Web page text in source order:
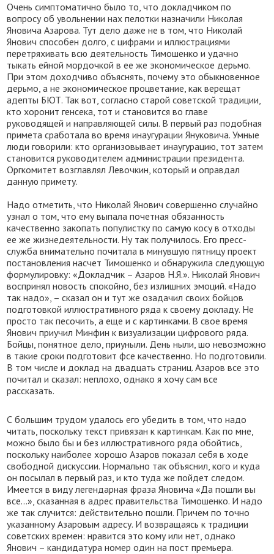
Очень симптоматично было то, что докладчиком по
вопросу об увольнении нах пелотки назначили Николая
Яновича Азарова. Тут дело даже не в том, что Николай
Янович способен долго, с цифрами и иллюстрациями
перетряхивать всю деятельность Тимошенко и удачно
тыкать ейной мордочкой в ее же экономическое дерьмо.
При этом доходчиво объяснять, почему это обыкновенное
дерьмо, а не экономическое процветание, как верещат
адепты БЮТ. Так вот, согласно старой советской традиции,
кто хоронит генсека, тот и становится во главе
руководящей и направляющей силы. В первый раз подобная
примета сработала во время инаугурации Януковича. Умные
люди говорили: кто организовывает инаугурацию, тот затем
становится руководителем администрации президента.
Оргкомитет возглавлял Левочкин, который и оправдал
данную примету.
Надо отметить, что Николай Янович совершенно случайно
узнал о том, что ему выпала почетная обязанность
качественно закопать популистку по самую косу в отходы
ее же жизнедеятельности. Ну так получилось. Его пресс-
служба внимательно почитала в минувшую пятницу проект
постановления насчет Тимошенко и обнаружила следующую
формулировку: «Докладчик – Азаров Н.Я.». Николай Янович
воспринял новость спокойно, без излишних эмоций. «Надо
так надо», – сказал он и тут же озадачил своих бойцов
подготовкой иллюстративного ряда к своему докладу. Не
просто так песочить, а еще и с картинками. В свое время
Янович приучил Минфин к визуализации цифрового ряда.
Бойцы, понятное дело, приуныли. День ныли, шо невозможно
в такие сроки подготовит фсе качественно. Но подготовили.
В том числе и доклад на двадцать страниц. Азаров все это
почитал и сказал: неплохо, однако я хочу сам все
рассказать.
С большим трудом удалось его убедить в том, что надо
читать, поскольку текст привязан к картинкам. Как по мне,
можно было бы и без иллюстративного ряда обойтись,
поскольку наиболее хорошо Азаров показал себя в ходе
свободной дискуссии. Нормально так объяснил, кого и куда
он посылал в первый раз, и кто туда же пойдет следом.
Имеется в виду легендарная фраза Яновича «Да пошли вы
все…», сказанная в адрес правительства Тимошенко. И надо
же так случится: действительно пошли. Причем по точно
указанному Азаровым адресу. И возвращаясь к традиции
советских времен: нравится это кому или нет, однако
Янович – кандидатура номер один на пост премьера.